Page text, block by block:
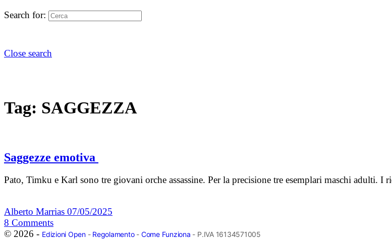
Search for:
Close search
Tag: SAGGEZZA
Saggezze emotiva
Pato, Timku e Karl sono tre giovani orche assassine. Per la precisione tre esemplari maschi adulti.
Alberto Marrias 07/05/2025
8 Comments
© 2026 - Edizioni Open- Regolamento- Come Funziona - P.IVA 16134571005